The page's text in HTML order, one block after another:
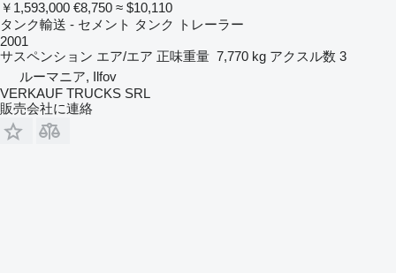
￥1,593,000 €8,750 ≈ $10,110
タンク輸送 - セメント タンク トレーラー
2001
サスペンション エア/エア 正味重量 7,770 kg アクスル数 3
ルーマニア, Ilfov
VERKAUF TRUCKS SRL
販売会社に連絡